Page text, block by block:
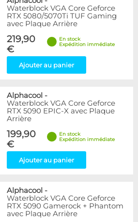
Waterblock VGA Core Geforce
RTX 5080/5070Ti TUF Gaming
avec Plaque Arrière
219,90
€
En stock
Expédition immédiate
Ajouter au panier
Alphacool -
Waterblock VGA Core Geforce
RTX 5090 EPIC-X avec Plaque
Arrière
199,90
€
En stock
Expédition immédiate
Ajouter au panier
Alphacool -
Waterblock VGA Core Geforce
RTX 5090 Gamerock + Phantom
avec Plaque Arrière